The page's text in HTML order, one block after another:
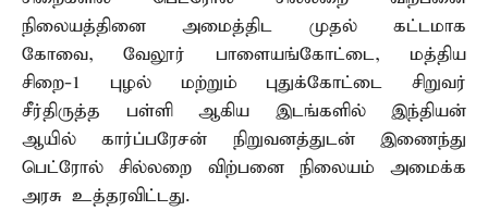
நிலையத்தினை அமைத்திட முதல் கட்டமாக
கோவை, வேலூர் பாளையங்கோட்டை, மத்திய
சிறை-1 புழல் மற்றும் புதுக்கோட்டை சிறுவர்
சீர்திருத்த பள்ளி ஆகிய இடங்களில் இந்தியன்
ஆயில் கார்ப்பரேசன் நிறுவனத்துடன் இணைந்து
பெட்ரோல் சில்லறை விற்பனை நிலையம் அமைக்க
அரசு உத்தரவிட்டது.